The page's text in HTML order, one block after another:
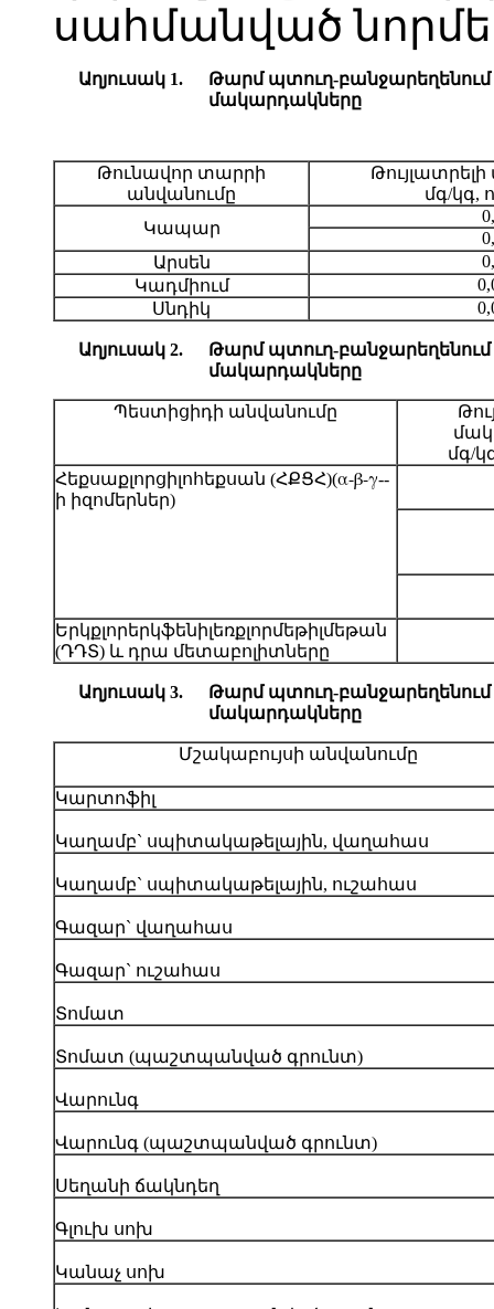
սահմանված
Աղյուսակ 1.
Թարմ պտուղ-բանջարեղենում
մակարդակները
Թունավոր տարրի
անվանումը
մգ/կգ,
Կապար
Արսեն
Կադմիում
Սնդիկ
Աղյուսակ 2.
Թարմ պտուղ-բանջարեղենում
մակարդակները
Պեստիցիդի անվանումը
մգ/
Հեքսաքլորցիլոհեքսան (ՀՔՑՀ)(α-β-γ--
ի իզոմերներ)
Երկքլորերկֆենիլեռքլորմեթիլմեթան
(ԴԴՏ) և դրա մետաբոլիտները
Աղյուսակ 3.
Թարմ պտուղ-բանջարեղենում
մակարդակները
Մշակաբույսի անվանումը
Կարտոֆիլ
Կաղամբ` սպիտակաթելային, վաղահաս
Կաղամբ` սպիտակաթելային, ուշահաս
Գազար` վաղահաս
Գազար` ուշահաս
Տոմատ
Տոմատ (պաշտպանված գրունտ)
Վարունգ
Վարունգ (պաշտպանված գրունտ)
Սեղանի ճակնդեղ
Գլուխ սոխ
Կանաչ սոխ